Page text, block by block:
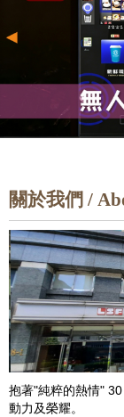
關於我們 /
抱著"純粹的熱情"
動力及榮耀。